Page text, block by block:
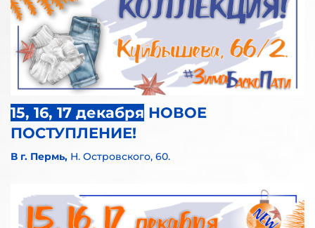
15, 16, 17 декабря НОВОЕ
ПОСТУПЛЕНИЕ!
В г. Пермь, Н. Островского, 60.